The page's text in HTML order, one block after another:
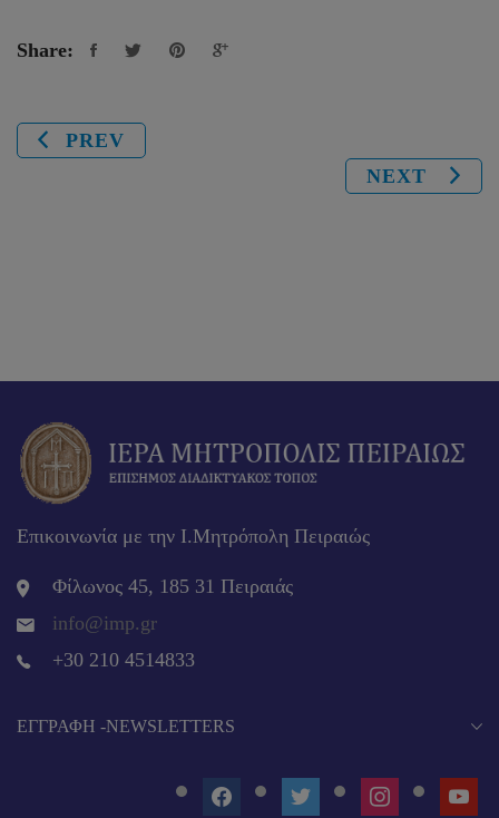
Share:
PREV
NEXT
Επικοινωνία με την Ι.Μητρόπολη Πειραιώς
Φίλωνος 45, 185 31 Πειραιάς
info@imp.gr
+30 210 4514833
EΓΓΡΑΦΉ -NEWSLETTERS
FACEBOOKTWITTER INSTAGRAM